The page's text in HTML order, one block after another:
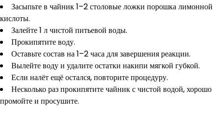
Засыпьте в чайник 1–2 столовые ложки порошка лимонной
кислоты.
Залейте 1 л чистой питьевой воды.
Прокипятите воду.
Оставьте состав на 1–2 часа для завершения реакции.
Вылейте воду и удалите остатки накипи мягкой губкой.
Если налёт ещё остался, повторите процедуру.
Несколько раз прокипятите чайник с чистой водой, хорошо
промойте и просушите.